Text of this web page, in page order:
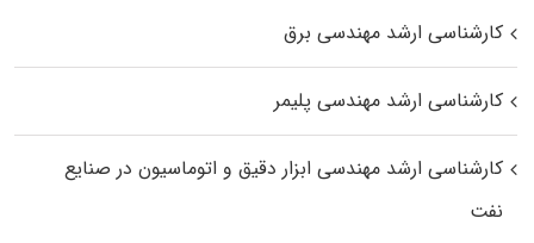
کارشناسی ارشد مهندسی برق
کارشناسی ارشد مهندسی پلیمر
کارشناسی ارشد مهندسی ابزار دقیق و اتوماسیون در صنایع
نفت